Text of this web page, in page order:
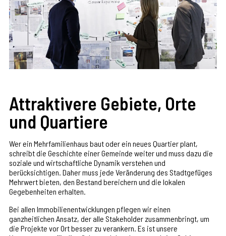
Attraktivere Gebiete, Orte
und Quartiere
Wer ein Mehrfamilienhaus baut oder ein neues Quartier plant,
schreibt die Geschichte einer Gemeinde weiter und muss dazu die
soziale und wirtschaftliche Dynamik verstehen und
berücksichtigen. Daher muss jede Veränderung des Stadtgefüges
Mehrwert bieten, den Bestand bereichern und die lokalen
Gegebenheiten erhalten.
Bei allen Immobilienentwicklungen pflegen wir einen
ganzheitlichen Ansatz, der alle Stakeholder zusammenbringt, um
die Projekte vor Ort besser zu verankern. Es ist unsere